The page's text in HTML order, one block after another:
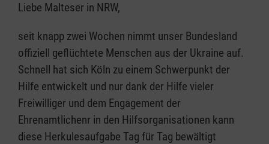
Liebe Malteser in NRW,
seit knapp zwei Wochen nimmt unser Bundesland
offiziell geflüchtete Menschen aus der Ukraine auf.
Schnell hat sich Köln zu einem Schwerpunkt der
Hilfe entwickelt und nur dank der Hilfe vieler
Freiwilliger und dem Engagement der
Ehrenamtlichenr in den Hilfsorganisationen kann
diese Herkulesaufgabe Tag für Tag bewältigt